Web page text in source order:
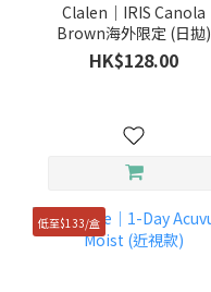
Clalen｜IRIS Canola
Brown海外限定 (日拋)
HK$128.00
低至$133/盒